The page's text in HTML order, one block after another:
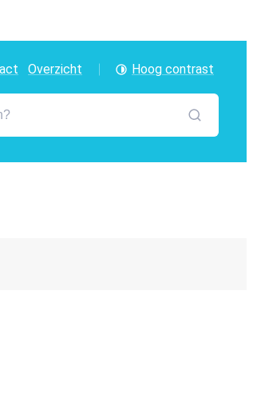
Overzicht Hoog contrast
Zoeken